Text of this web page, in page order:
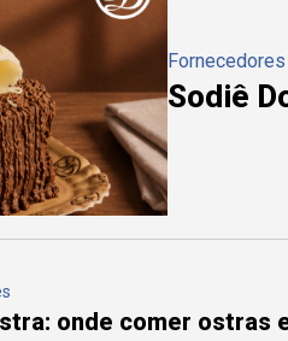
Fornecedores
Sodiê
onde comer ostras